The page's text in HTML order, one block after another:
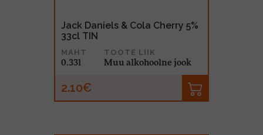
Jack Daniels & Cola Cherry 5%
33cl TIN
MAHT
0.33l
TOOTE LIIK
Muu alkohoolne jook
2.10€